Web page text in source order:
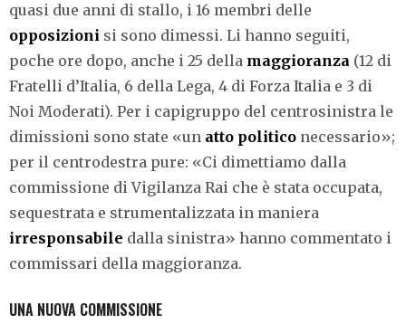
quasi due anni di stallo, i 16 membri delle
opposizioni si sono dimessi. Li hanno seguiti,
poche ore dopo, anche i 25 della maggioranza (12 di
Fratelli d’Italia, 6 della Lega, 4 di Forza Italia e 3 di
Noi Moderati). Per i capigruppo del centrosinistra le
dimissioni sono state «un atto politico necessario»;
per il centrodestra pure: «Ci dimettiamo dalla
commissione di Vigilanza Rai che è stata occupata,
sequestrata e strumentalizzata in maniera
irresponsabile dalla sinistra» hanno commentato i
commissari della maggioranza.
UNA NUOVA COMMISSIONE